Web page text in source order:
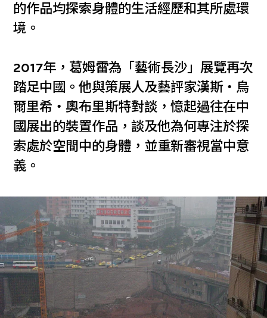
的作品均探索身體的生活經歷和其所處環
境。
2017年，葛姆雷為「藝術長沙」展覽再次
踏足中國。他與策展人及藝評家漢斯‧烏
爾里希‧奧布里斯特對談，憶起過往在中
國展出的裝置作品，談及他為何專注於探
索處於空間中的身體，並重新審視當中意
義。